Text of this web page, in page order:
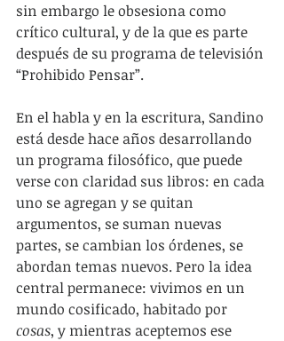
sin embargo le obsesiona como
crítico cultural, y de la que es parte
después de su programa de televisión
“Prohibido Pensar”.
En el habla y en la escritura, Sandino
está desde hace años desarrollando
un programa filosófico, que puede
verse con claridad sus libros: en cada
uno se agregan y se quitan
argumentos, se suman nuevas
partes, se cambian los órdenes, se
abordan temas nuevos. Pero la idea
central permanece: vivimos en un
mundo cosificado, habitado por
cosas, y mientras aceptemos ese